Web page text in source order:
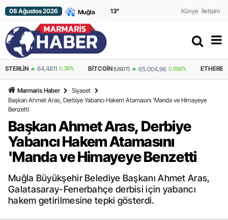
08 Ağustos 2026 13° Künye İletişim
0.38% BITCOIN(USDT) 65.004,96 0.998% ETHEREUM (USDT)
Marmaris Haber
Siyaset
Başkan Ahmet Aras, Derbiye Yabancı Hakem Atamasını 'Manda ve Himayeye
Benzetti
Başkan Ahmet Aras, Derbiye
Yabancı Hakem Atamasını
'Manda ve Himayeye Benzetti
Muğla Büyükşehir Belediye Başkanı Ahmet Aras,
Galatasaray-Fenerbahçe derbisi için yabancı
hakem getirilmesine tepki gösterdi.